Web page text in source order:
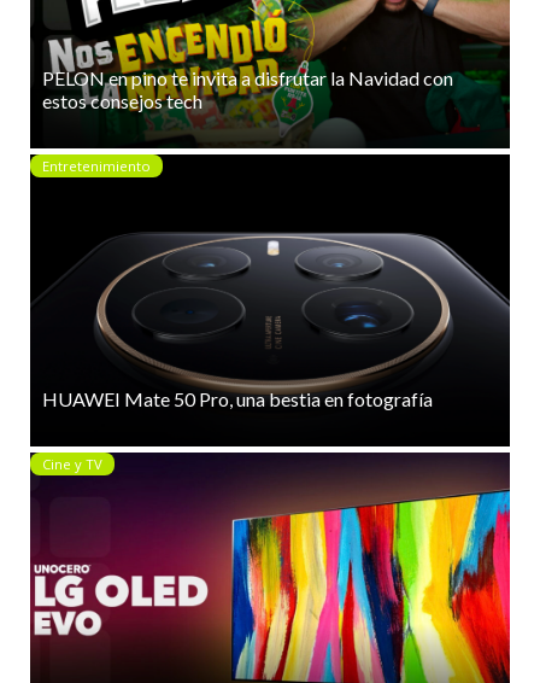
PELON en pino te invita a disfrutar la Navidad con
estos consejos tech
HUAWEI Mate 50 Pro, una bestia en fotografía
Entretenimiento
Cine y TV